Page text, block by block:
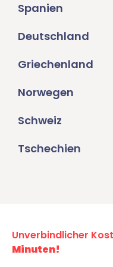
Spanien
Deutschland
Griechenland
Norwegen
Schweiz
Tschechien
Unverbindlicher
Minuten!